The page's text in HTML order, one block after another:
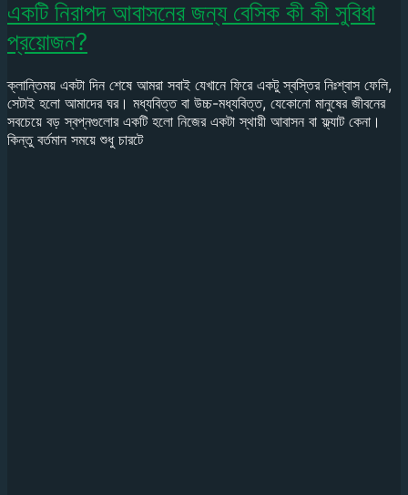
একটি নিরাপদ আবাসনের জন্য বেসিক কী কী সুবিধা
প্রয়োজন?
ক্লান্তিময় একটা দিন শেষে আমরা সবাই যেখানে ফিরে একটু স্বস্তির নিঃশ্বাস ফেলি,
সেটাই হলো আমাদের ঘর। মধ্যবিত্ত বা উচ্চ-মধ্যবিত্ত, যেকোনো মানুষের জীবনের
সবচেয়ে বড় স্বপ্নগুলোর একটি হলো নিজের একটা স্থায়ী আবাসন বা ফ্ল্যাট কেনা।
কিন্তু বর্তমান সময়ে শুধু চারটে